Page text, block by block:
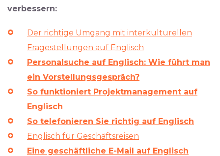
verbessern:
Der richtige Umgang mit interkulturellen
Fragestellungen auf Englisch
Personalsuche auf Englisch: Wie führt man
ein Vorstellungsgespräch?
So funktioniert Projektmanagement auf
Englisch
So telefonieren Sie richtig auf Englisch
Englisch für Geschäftsreisen
Eine geschäftliche E-Mail auf Englisch